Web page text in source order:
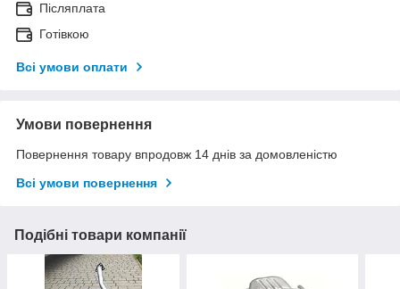
Післяплата
Готівкою
Всі умови оплати
Умови повернення
Повернення товару впродовж 14 днів за домовленістю
Всі умови повернення
Подібні товари компанії